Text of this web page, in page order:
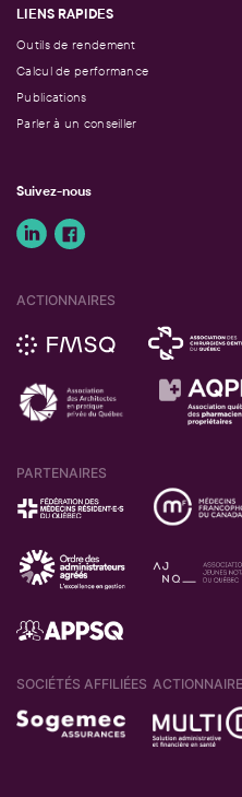
LIENS RAPIDES
Outils de rendement
Calcul de performance
Publications
Parler à un conseiller
Suivez-nous
ACTIONNAIRES
PARTENAIRES
SOCIÉTÉS AFFILIÉES